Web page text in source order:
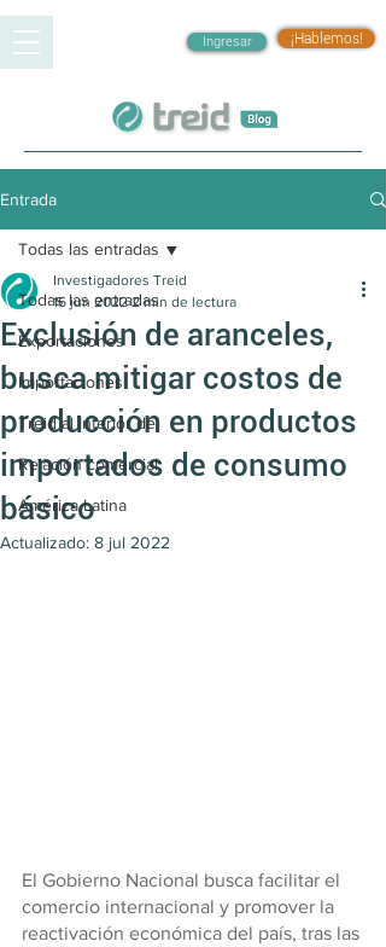
¡Hablemos!
Ingresar
Entrada
Todas las entradas
Exportaciones
Importaciones
Treid al interior de
Relación comercial
América Latina
Todas las entradas
Exclusión de aranceles,
busca mitigar costos de
producción en productos
importados de consumo
básico
Investigadores Treid
16 jun 2022 2 min de lectura
Actualizado: 8 jul 2022
El Gobierno Nacional busca facilitar el
comercio internacional y promover la
reactivación económica del país, tras las